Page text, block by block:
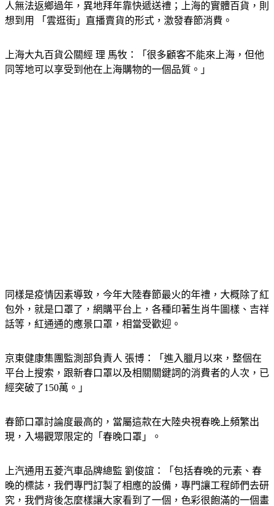
人無法返鄉過年，異地拜年靠快遞送禮；上海的實體百貨，則
想到用 「雲逛街」直播賣貨的形式，激發春節消費。
上海大丸百貨公關經 理 馬牧：「很多顧客不能來上海，但他
同等地可以享受到他在上海購物的一個品質。」
同樣是疫情因素導致，今年大陸春節最火的年禮，大概除了紅
包外，就是口罩了，網購平台上，各種印著生肖牛圖樣、吉祥
話等，紅通通的應景口罩，相當受歡迎。
京東健康集團監測部負責人 張博：「進入臘月以來，整個在
平台上搜索，跟新春口罩以及相關關鍵詞的消費者的人次，已
經突破了150萬。」
春節口罩討論度最高的，當屬這款在大陸央視春晚上頻繁出
現，入場觀眾限定的「春晚口罩」。
上汽通用五菱汽車品牌總監 劉俊誼：「包括春晚的元素、春
晚的標誌，我們專門訂製了相應的設備，專門讓工程師們去研
究，我們背後怎麼樣讓大家看到了一個，色彩很飽滿的一個畫